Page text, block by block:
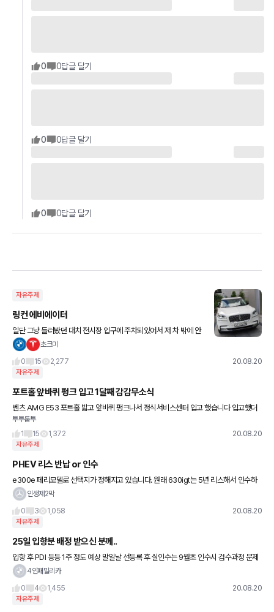
0 0답글 달기
0 0답글 달기
0 0답글 달기
자유주제
링컨 에비에이터
일단 그냥 들러봤던 대치 전시장 입구에 주차되있어서 저 차 밖에 안
보임.. 계속 보다가 들어가서 대뜸 '저거 시승되요?' 라고 물어봄. 된다
초크미
0
15 2,277 20.08.20
자유주제
포트홀 앞바퀴 펑크 입고 1달째 감감무소식
벤츠 AMG E53 포트홀 밟고 앞바퀴 펑크나서 정식서비스센터 입고 했습니다 입고했더
니 뒷바퀴도 갈아야 한다더군요 앞바퀴는 요코하마 어드반스포츠 245 35 20 뒷바퀴는
요코하마어드반 275 30
투투룹투
1
15 1,372 20.08.20
자유주제
PHEV 리스 반납 or 인수
e300e 페리모델로 선택지가 정해지고 있습니다. 원래 630igt는 5년 리스해서 인수하
고 계속해서 탈 예정이었는데 e300e phev모델은 감가도 심하고 배터리 기술이 발전해
인생제2막
0
3 1,058 20.08.20
자유주제
25일 입항분 배정 받으신 분께..
입항 후 PDI 등등 1주 정도 예상 말일날 선등록 후 실인수는 9월초 인수시 검수과정 문제
있으면 차대번호 교체가 가능하다고 하는데 이런 방법으로 진행하신 분 계신가요? 지금
4인패밀리카
0
4 1,455 20.08.20
자유주제